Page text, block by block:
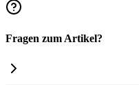
Fragen zum Artikel?